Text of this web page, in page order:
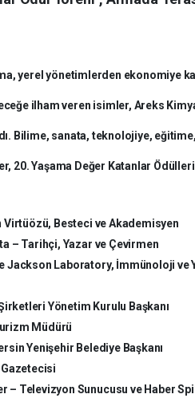
yerel yönetimlerden ekonomiye
ilham veren isimler, Areks
Bilime, sanata, teknolojiye,
20. Yaşama Değer Katanlar
Virtüözü, Besteci ve Akademisyen
– Tarihçi, Yazar ve Çevirmen
Jackson Laboratory, İmmünoloji ve
Yönetim Kurulu Başkanı
Müdürü
Yenişehir Belediye Başkanı
– Televizyon Sunucusu ve Haber